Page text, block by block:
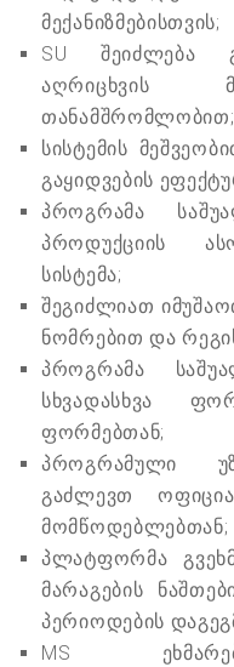
მექანიზმებისთვის;
SU შეიძლება
აღრიცხვის
თანამშრომლობით;
სისტემის
გაყიდვების
პროგრამა
პროდუქციის
სისტემა;
შეგიძლიათ
ნომრებით და
პროგრამა
სხვადასხვა
ფორმებთან;
პროგრამული
გაძლევთ
მომწოდებლებთან;
პლატფორმა
მარაგების
პერიოდების
MS